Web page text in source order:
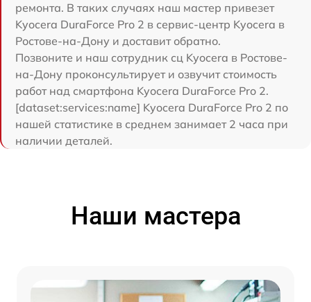
ремонта. В таких случаях наш мастер привезет
Kyocera DuraForce Pro 2 в сервис-центр Kyocera в
Ростове-на-Дону и доставит обратно.
Позвоните и наш сотрудник сц Kyocera в Ростове-
на-Дону проконсультирует и озвучит стоимость
работ над смартфона Kyocera DuraForce Pro 2.
[dataset:services:name] Kyocera DuraForce Pro 2 по
нашей статистике в среднем занимает 2 часа при
наличии деталей.
Наши мастера